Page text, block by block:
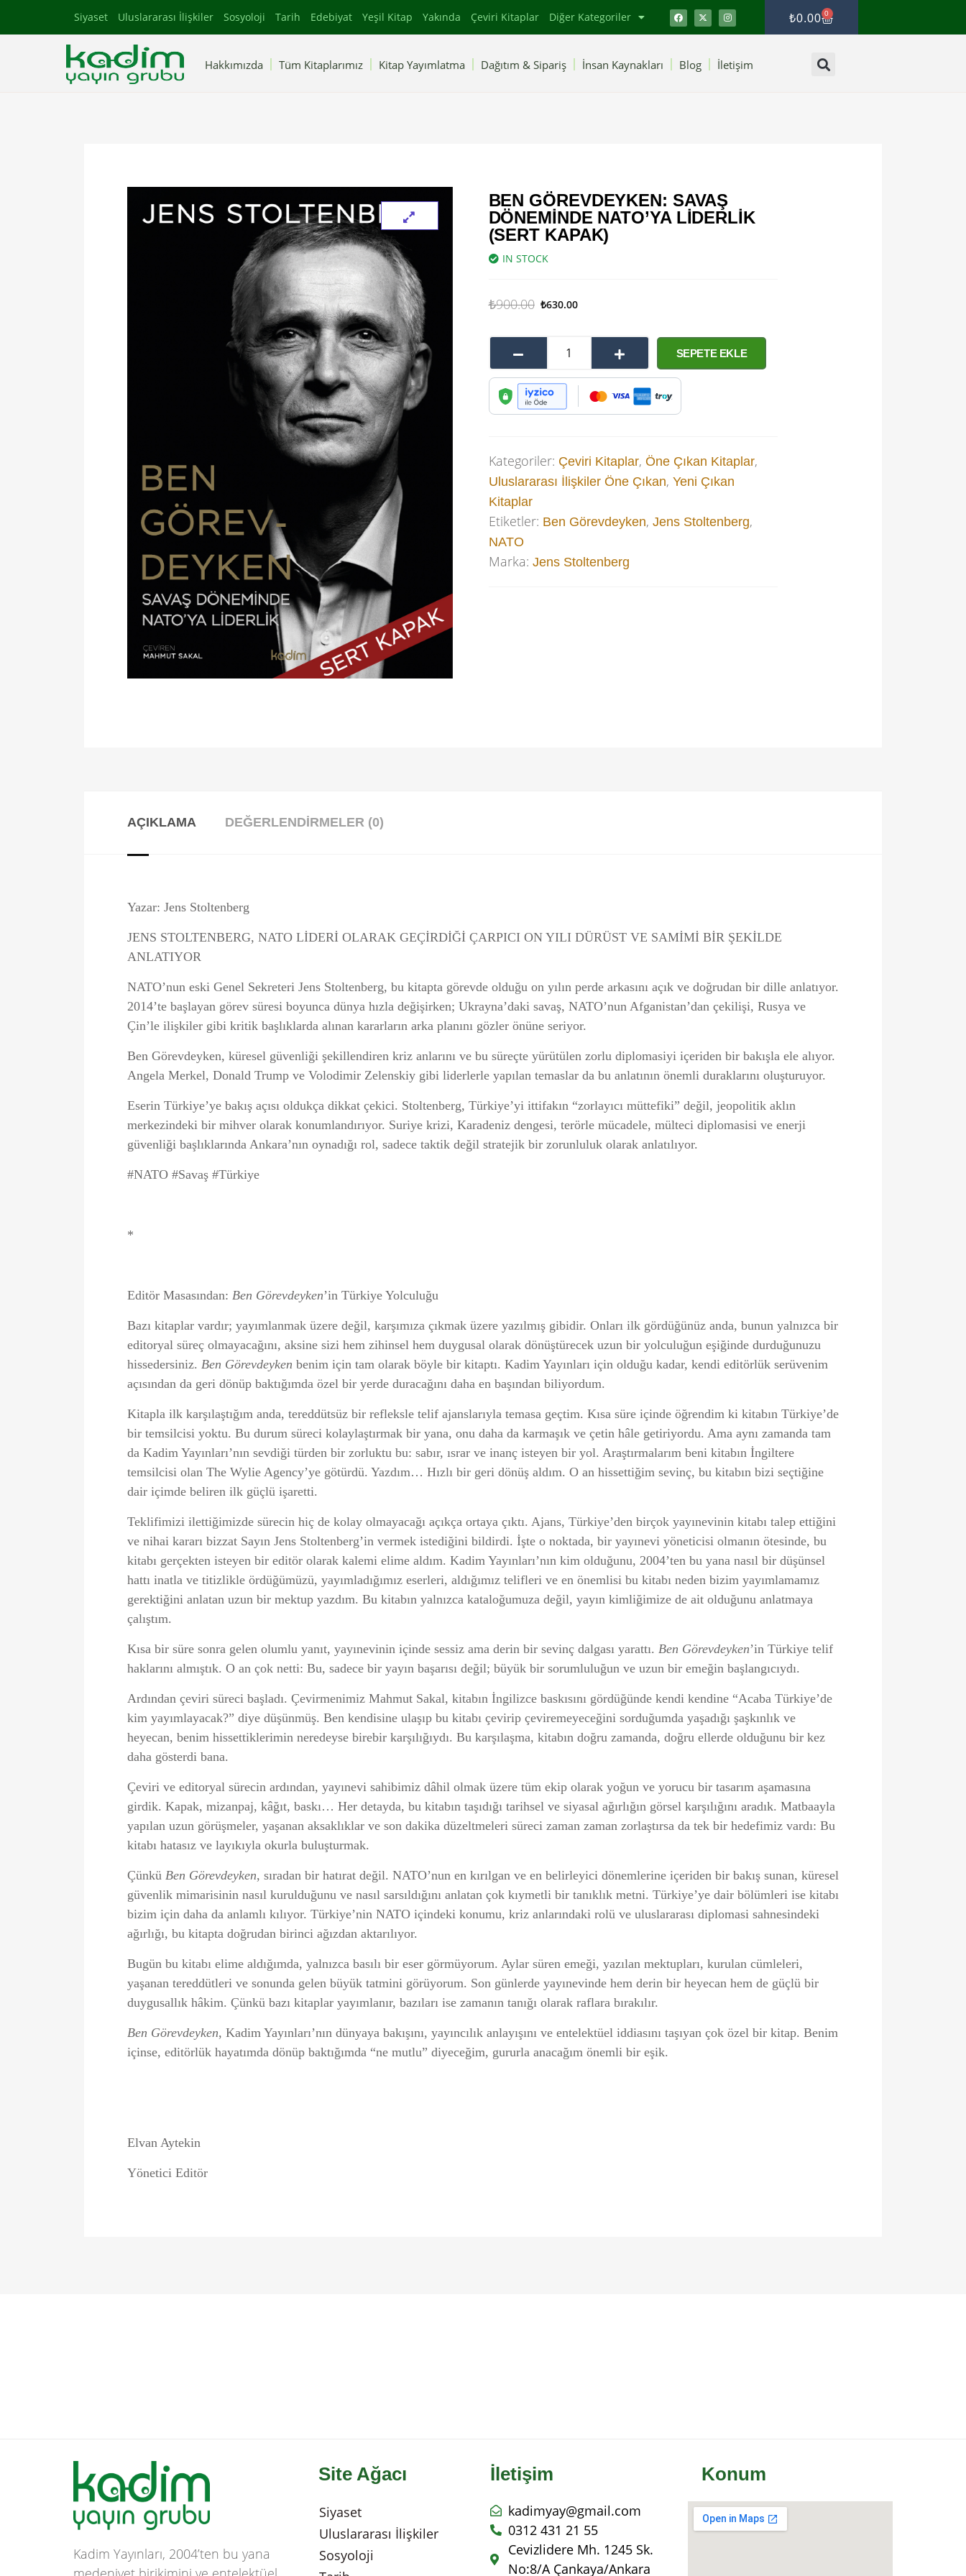
Siyaset Uluslararası İlişkiler Sosyoloji Tarih Edebiyat Yeşil Kitap Yakında Çeviri Kitaplar Diğer Kategoriler ₺0.00 0
Hakkımızda Tüm Kitaplarımız Kitap Yayımlatma Dağıtım & Sipariş İnsan Kaynakları Blog İletişim
BEN GÖREVDEYKEN: SAVAŞ
DÖNEMINDE NATO’YA LIDERLIK
(SERT KAPAK)
IN STOCK
₺900.00 ₺630.00
SEPETE EKLE
Kategoriler: Çeviri Kitaplar, Öne Çıkan Kitaplar,
Uluslararası İlişkiler Öne Çıkan, Yeni Çıkan
Kitaplar
Etiketler: Ben Görevdeyken, Jens Stoltenberg,
NATO
Marka: Jens Stoltenberg
AÇIKLAMA DEĞERLENDIRMELER (0)
Yazar: Jens Stoltenberg
JENS STOLTENBERG, NATO LİDERİ OLARAK GEÇİRDİĞİ ÇARPICI ON YILI DÜRÜST VE SAMİMİ BİR ŞEKİLDE
ANLATIYOR
NATO’nun eski Genel Sekreteri Jens Stoltenberg, bu kitapta görevde olduğu on yılın perde arkasını açık ve doğrudan bir dille anlatıyor.
2014’te başlayan görev süresi boyunca dünya hızla değişirken; Ukrayna’daki savaş, NATO’nun Afganistan’dan çekilişi, Rusya ve
Çin’le ilişkiler gibi kritik başlıklarda alınan kararların arka planını gözler önüne seriyor.
Ben Görevdeyken, küresel güvenliği şekillendiren kriz anlarını ve bu süreçte yürütülen zorlu diplomasiyi içeriden bir bakışla ele alıyor.
Angela Merkel, Donald Trump ve Volodimir Zelenskiy gibi liderlerle yapılan temaslar da bu anlatının önemli duraklarını oluşturuyor.
Eserin Türkiye’ye bakış açısı oldukça dikkat çekici. Stoltenberg, Türkiye’yi ittifakın “zorlayıcı müttefiki” değil, jeopolitik aklın
merkezindeki bir mihver olarak konumlandırıyor. Suriye krizi, Karadeniz dengesi, terörle mücadele, mülteci diplomasisi ve enerji
güvenliği başlıklarında Ankara’nın oynadığı rol, sadece taktik değil stratejik bir zorunluluk olarak anlatılıyor.
#NATO #Savaş #Türkiye
*
Editör Masasından: Ben Görevdeyken’in Türkiye Yolculuğu
Bazı kitaplar vardır; yayımlanmak üzere değil, karşımıza çıkmak üzere yazılmış gibidir. Onları ilk gördüğünüz anda, bunun yalnızca bir
editoryal süreç olmayacağını, aksine sizi hem zihinsel hem duygusal olarak dönüştürecek uzun bir yolculuğun eşiğinde durduğunuzu
hissedersiniz. Ben Görevdeyken benim için tam olarak böyle bir kitaptı. Kadim Yayınları için olduğu kadar, kendi editörlük serüvenim
açısından da geri dönüp baktığımda özel bir yerde duracağını daha en başından biliyordum.
Kitapla ilk karşılaştığım anda, tereddütsüz bir refleksle telif ajanslarıyla temasa geçtim. Kısa süre içinde öğrendim ki kitabın Türkiye’de
bir temsilcisi yoktu. Bu durum süreci kolaylaştırmak bir yana, onu daha da karmaşık ve çetin hâle getiriyordu. Ama aynı zamanda tam
da Kadim Yayınları’nın sevdiği türden bir zorluktu bu: sabır, ısrar ve inanç isteyen bir yol. Araştırmalarım beni kitabın İngiltere
temsilcisi olan The Wylie Agency’ye götürdü. Yazdım… Hızlı bir geri dönüş aldım. O an hissettiğim sevinç, bu kitabın bizi seçtiğine
dair içimde beliren ilk güçlü işaretti.
Teklifimizi ilettiğimizde sürecin hiç de kolay olmayacağı açıkça ortaya çıktı. Ajans, Türkiye’den birçok yayınevinin kitabı talep ettiğini
ve nihai kararı bizzat Sayın Jens Stoltenberg’in vermek istediğini bildirdi. İşte o noktada, bir yayınevi yöneticisi olmanın ötesinde, bu
kitabı gerçekten isteyen bir editör olarak kalemi elime aldım. Kadim Yayınları’nın kim olduğunu, 2004’ten bu yana nasıl bir düşünsel
hattı inatla ve titizlikle ördüğümüzü, yayımladığımız eserleri, aldığımız telifleri ve en önemlisi bu kitabı neden bizim yayımlamamız
gerektiğini anlatan uzun bir mektup yazdım. Bu kitabın yalnızca kataloğumuza değil, yayın kimliğimize de ait olduğunu anlatmaya
çalıştım.
Kısa bir süre sonra gelen olumlu yanıt, yayınevinin içinde sessiz ama derin bir sevinç dalgası yarattı. Ben Görevdeyken’in Türkiye telif
haklarını almıştık. O an çok netti: Bu, sadece bir yayın başarısı değil; büyük bir sorumluluğun ve uzun bir emeğin başlangıcıydı.
Ardından çeviri süreci başladı. Çevirmenimiz Mahmut Sakal, kitabın İngilizce baskısını gördüğünde kendi kendine “Acaba Türkiye’de
kim yayımlayacak?” diye düşünmüş. Ben kendisine ulaşıp bu kitabı çevirip çeviremeyeceğini sorduğumda yaşadığı şaşkınlık ve
heyecan, benim hissettiklerimin neredeyse birebir karşılığıydı. Bu karşılaşma, kitabın doğru zamanda, doğru ellerde olduğunu bir kez
daha gösterdi bana.
Çeviri ve editoryal sürecin ardından, yayınevi sahibimiz dâhil olmak üzere tüm ekip olarak yoğun ve yorucu bir tasarım aşamasına
girdik. Kapak, mizanpaj, kâğıt, baskı… Her detayda, bu kitabın taşıdığı tarihsel ve siyasal ağırlığın görsel karşılığını aradık. Matbaayla
yapılan uzun görüşmeler, yaşanan aksaklıklar ve son dakika düzeltmeleri süreci zaman zaman zorlaştırsa da tek bir hedefimiz vardı: Bu
kitabı hatasız ve layıkıyla okurla buluşturmak.
Çünkü Ben Görevdeyken, sıradan bir hatırat değil. NATO’nun en kırılgan ve en belirleyici dönemlerine içeriden bir bakış sunan, küresel
güvenlik mimarisinin nasıl kurulduğunu ve nasıl sarsıldığını anlatan çok kıymetli bir tanıklık metni. Türkiye’ye dair bölümleri ise kitabı
bizim için daha da anlamlı kılıyor. Türkiye’nin NATO içindeki konumu, kriz anlarındaki rolü ve uluslararası diplomasi sahnesindeki
ağırlığı, bu kitapta doğrudan birinci ağızdan aktarılıyor.
Bugün bu kitabı elime aldığımda, yalnızca basılı bir eser görmüyorum. Aylar süren emeği, yazılan mektupları, kurulan cümleleri,
yaşanan tereddütleri ve sonunda gelen büyük tatmini görüyorum. Son günlerde yayınevinde hem derin bir heyecan hem de güçlü bir
duygusallık hâkim. Çünkü bazı kitaplar yayımlanır, bazıları ise zamanın tanığı olarak raflara bırakılır.
Ben Görevdeyken, Kadim Yayınları’nın dünyaya bakışını, yayıncılık anlayışını ve entelektüel iddiasını taşıyan çok özel bir kitap. Benim
içinse, editörlük hayatımda dönüp baktığımda “ne mutlu” diyeceğim, gururla anacağım önemli bir eşik.
Elvan Aytekin
Yönetici Editör
Kadim Yayınları, 2004’ten bu yana
Site Ağacı
Siyaset
Uluslararası İlişkiler
Sosyoloji
İletişim
kadimyay@gmail.com
0312 431 21 55
Cevizlidere Mh. 1245 Sk.
No:8/A Çankaya/Ankara
Konum